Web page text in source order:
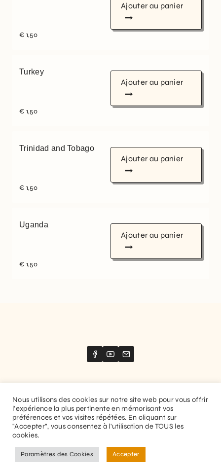
€ 1,50
Ajouter au panier
Turkey
€ 1,50
Ajouter au panier
Trinidad and Tobago
€ 1,50
Ajouter au panier
Uganda
€ 1,50
Ajouter au panier
Website created byStimize
© 2026 Guitaranthem. All rights reserved.
Privacy Policy Terms and Conditions
Nous utilisons des cookies sur notre site web pour vous offrir
l'expérience la plus pertinente en mémorisant vos
préférences et vos visites répétées. En cliquant sur
"Accepter", vous consentez à l'utilisation de TOUS les
cookies.
Paramètres des Cookies Accepter